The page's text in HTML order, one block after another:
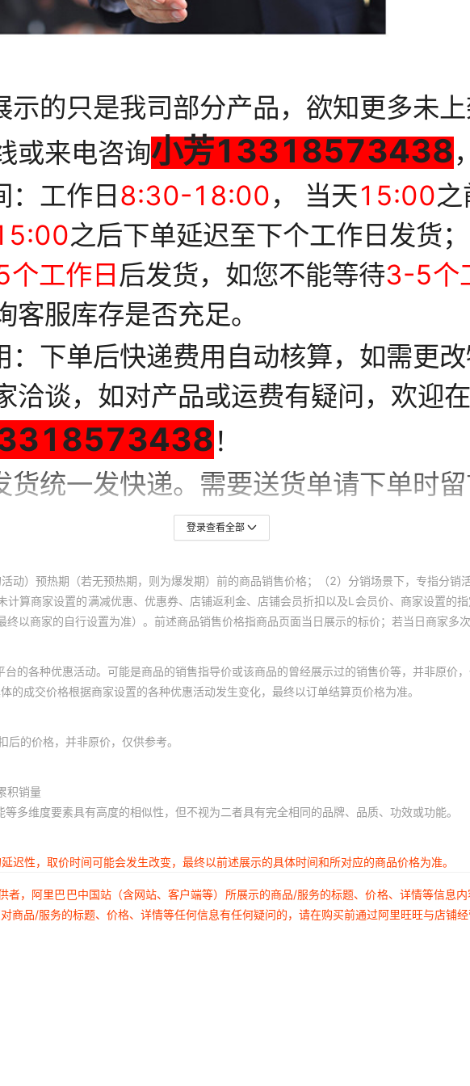
登录查看全部
动）预热期（若无预热期，则为爆发期）前的商品销售价格；（2）分销场景下，专指分
算商家设置的满减优惠、优惠券、店铺返利金、店铺会员折扣以及L会员价、商家设置的
以商家的自行设置为准）。前述商品销售价格指商品页面当日展示的标价；若当日商家多
的各种优惠活动。可能是商品的销售指导价或该商品的曾经展示过的销售价等，并非原价，
成交价格根据商家设置的各种优惠活动发生变化，最终以订单结算页价格为准。
的价格，并非原价，仅供参考。
积销量
多维度要素具有高度的相似性，但不视为二者具有完全相同的品牌、品质、功效或功能。
性，取价时间可能会发生改变，最终以前述展示的具体时间和所对应的商品价格为准。
，阿里巴巴中国站（含网站、客户端等）所展示的商品/服务的标题、价格、详情等信息
商品/服务的标题、价格、详情等任何信息有任何疑问的，请在购买前通过阿里旺旺与店铺